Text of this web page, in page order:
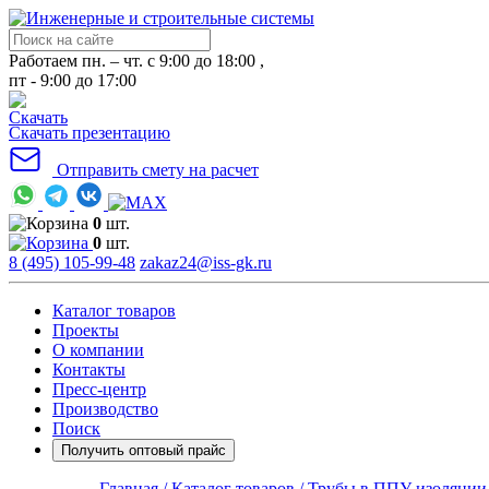
Работаем пн. – чт. с 9:00 до 18:00 ,
пт - 9:00 до 17:00
Скачать презентацию
Отправить смету на расчет
0 шт.
0 шт.
8 (495) 105-99-48 zakaz24@iss-gk.ru
Каталог товаров
Проекты
О компании
Контакты
Пресс-центр
Производство
Поиск
Получить оптовый прайс